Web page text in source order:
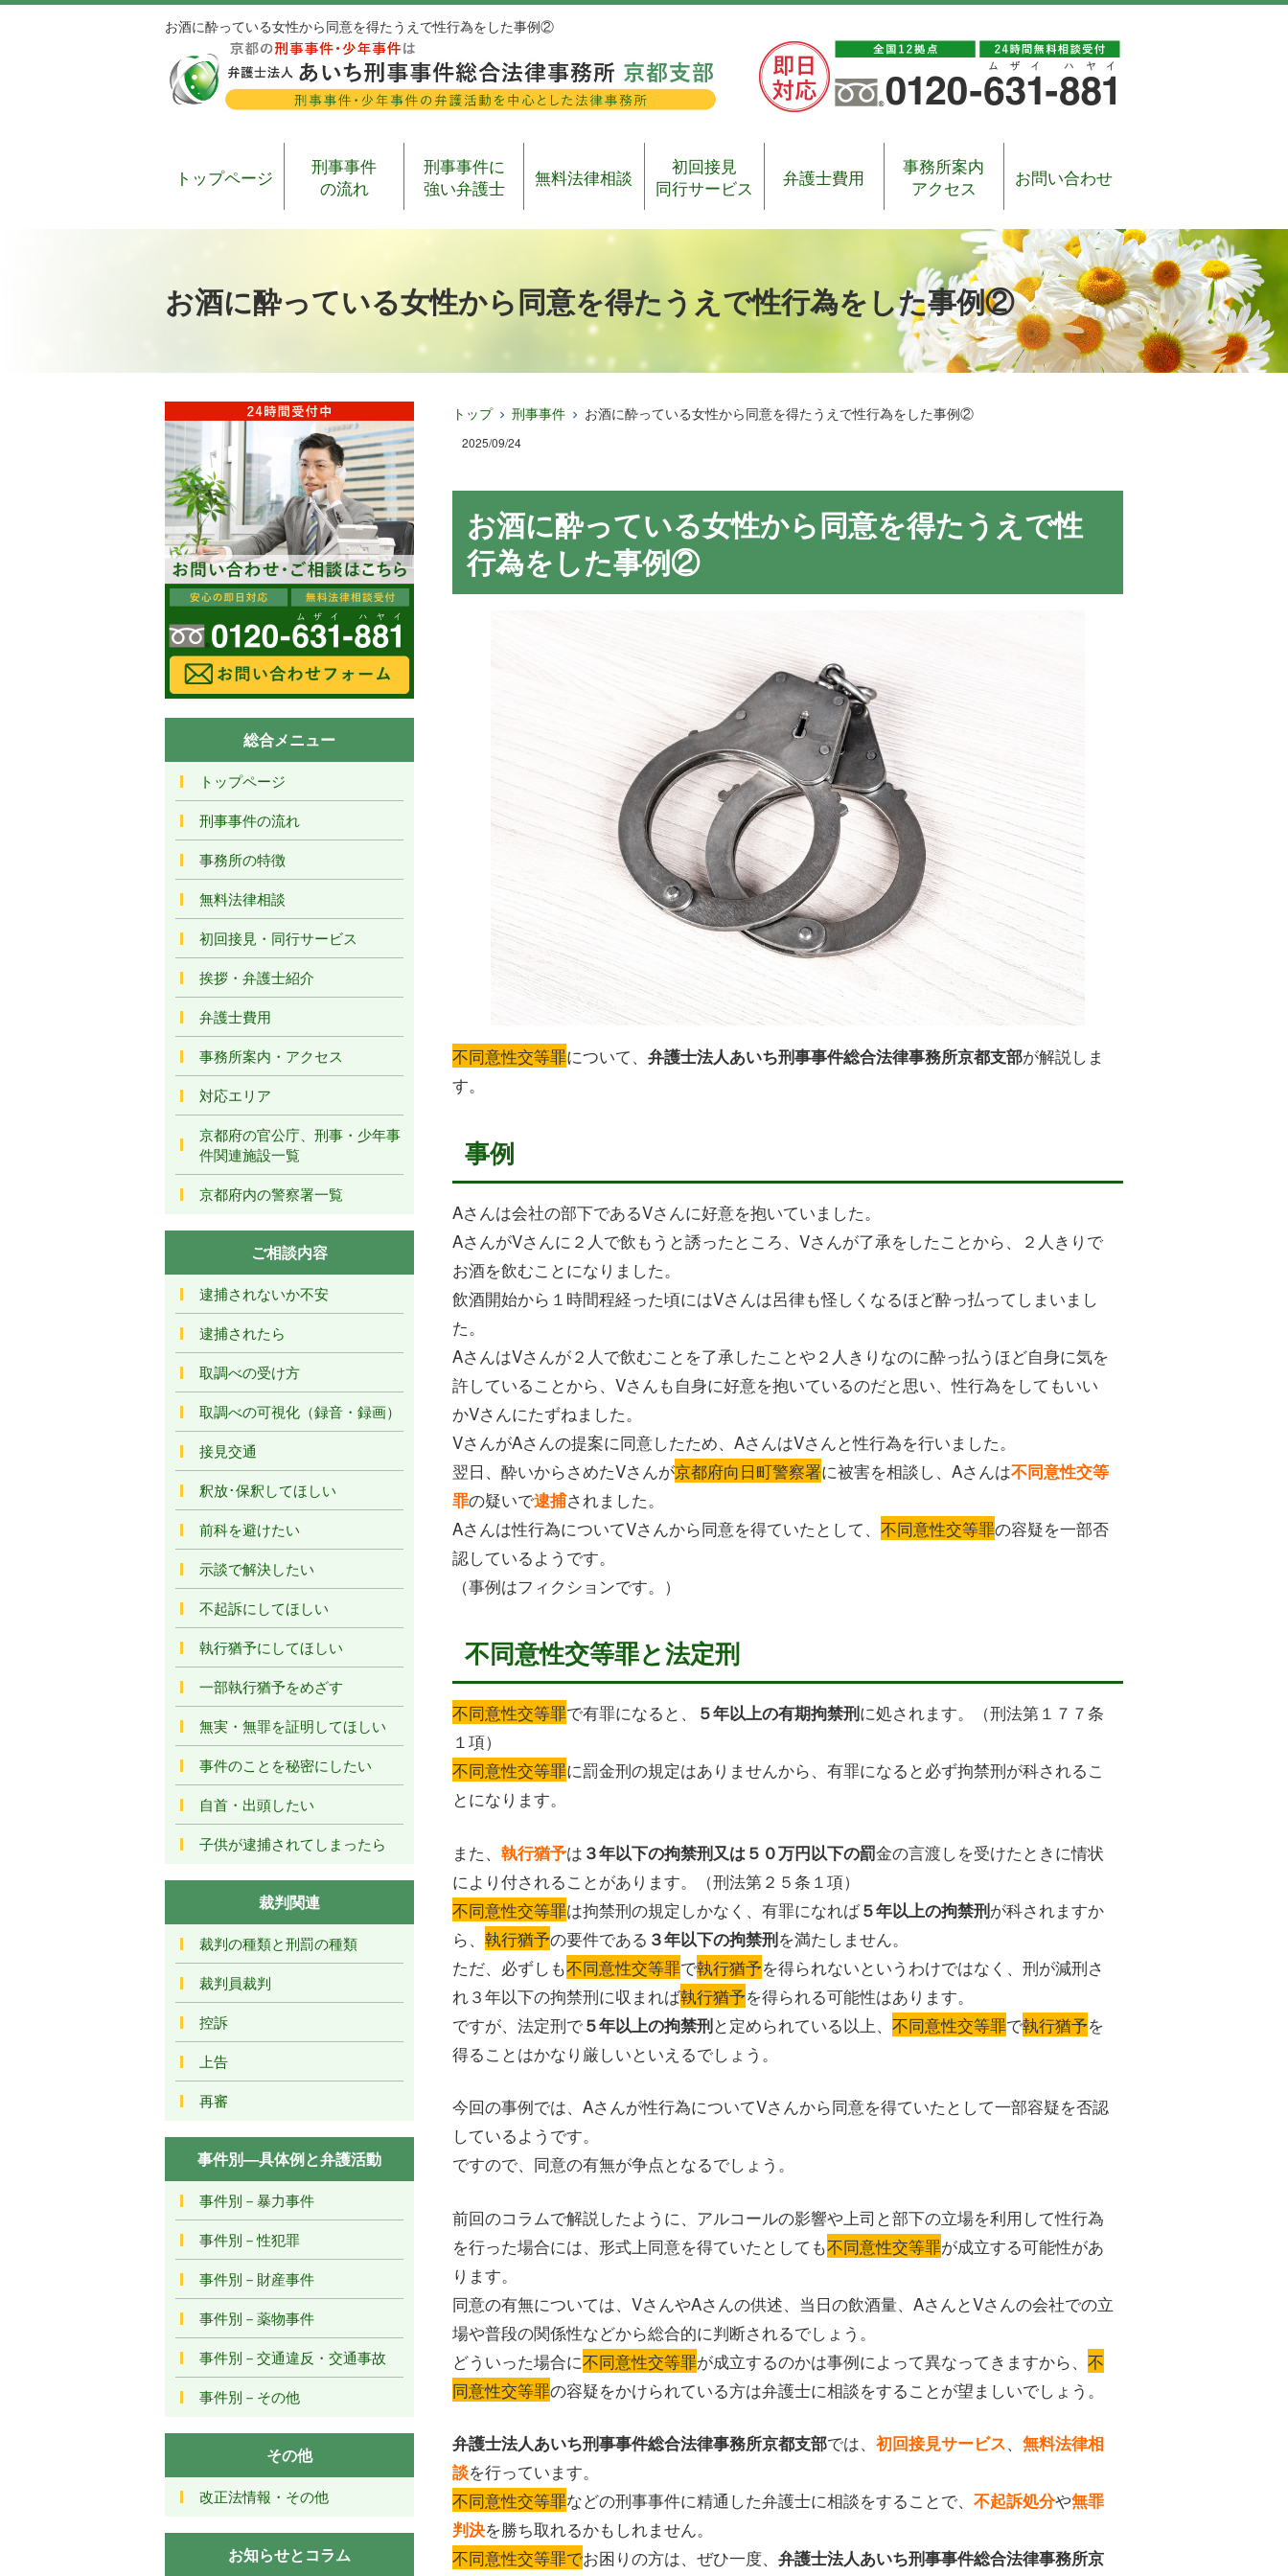
お酒に酔っている女性から同意を得たうえで性行為をした事例②
トップページ
刑事事件
の流れ
刑事事件に
強い弁護士
無料法律相談
初回接見
同行サービス
弁護士費用
事務所案内
アクセス
お問い合わせ
お酒に酔っている女性から同意を得たうえで性行為をした事例②
トップ 刑事事件 お酒に酔っている女性から同意を得たうえで性行為をした事例②
2025/09/24
お酒に酔っている女性から同意を得たうえで性
行為をした事例②
不同意性交等罪について、 弁護士法人あいち刑事事件総合法律事務所京都支部が解説しま
す。
事例
Aさんは会社の部下であるVさんに好意を抱いていました。
AさんがVさんに２人で飲もうと誘ったところ、Vさんが了承をしたことから、２人きりで
お酒を飲むことになりました。
飲酒開始から１時間程経った頃にはVさんは呂律も怪しくなるほど酔っ払ってしまいまし
た。
AさんはVさんが２人で飲むことを了承したことや２人きりなのに酔っ払うほど自身に気を
許していることから、Vさんも自身に好意を抱いているのだと思い、性行為をしてもいい
かVさんにたずねました。
VさんがAさんの提案に同意したため、AさんはVさんと性行為を行いました。
翌日、酔いからさめたVさんが京都府向日町警察署に被害を相談し、Aさんは不同意性交等
罪の疑いで逮捕されました。
Aさんは性行為についてVさんから同意を得ていたとして、 不同意性交等罪の容疑を一部否
認しているようです。
（事例はフィクションです。）
不同意性交等罪と法定刑
不同意性交等罪で有罪になると、 ５年以上の有期拘禁刑に処されます。（刑法第１７７条
１項）
不同意性交等罪に罰金刑の規定はありませんから、有罪になると必ず拘禁刑が科されるこ
とになります。
また、 執行猶予は ３年以下の拘禁刑又は５０万円以下の罰金の言渡しを受けたときに情状
により付されることがあります。（刑法第２５条１項）
不同意性交等罪は拘禁刑の規定しかなく、有罪になれば５年以上の拘禁刑が科されますか
ら、 執行猶予の要件である ３年以下の拘禁刑を満たしません。
ただ、必ずしも不同意性交等罪で執行猶予を得られないというわけではなく、刑が減刑さ
れ３年以下の拘禁刑に収まれば執行猶予を得られる可能性はあります。
ですが、法定刑で５年以上の拘禁刑と定められている以上、 不同意性交等罪で執行猶予を
得ることはかなり厳しいといえるでしょう。
今回の事例では、Aさんが性行為についてVさんから同意を得ていたとして一部容疑を否認
しているようです。
ですので、同意の有無が争点となるでしょう。
前回のコラムで解説したように、アルコールの影響や上司と部下の立場を利用して性行為
を行った場合には、形式上同意を得ていたとしても不同意性交等罪が成立する可能性があ
ります。
同意の有無については、VさんやAさんの供述、当日の飲酒量、AさんとVさんの会社での立
場や普段の関係性などから総合的に判断されるでしょう。
どういった場合に不同意性交等罪が成立するのかは事例によって異なってきますから、 不
同意性交等罪の容疑をかけられている方は弁護士に相談をすることが望ましいでしょう。
弁護士法人あいち刑事事件総合法律事務所京都支部では、 初回接見サービス、 無料法律相
談を行っています。
不同意性交等罪などの刑事事件に精通した弁護士に相談をすることで、 不起訴処分や無罪
判決を勝ち取れるかもしれません。
不同意性交等罪でお困りの方は、ぜひ一度、 弁護士法人あいち刑事事件総合法律事務所京
総合メニュー
トップページ
刑事事件の流れ
事務所の特徴
無料法律相談
初回接見・同行サービス
挨拶・弁護士紹介
弁護士費用
事務所案内・アクセス
対応エリア
京都府の官公庁、刑事・少年事
件関連施設一覧
京都府内の警察署一覧
ご相談内容
逮捕されないか不安
逮捕されたら
取調べの受け方
取調べの可視化（録音・録画）
接見交通
釈放･保釈してほしい
前科を避けたい
示談で解決したい
不起訴にしてほしい
執行猶予にしてほしい
一部執行猶予をめざす
無実・無罪を証明してほしい
事件のことを秘密にしたい
自首・出頭したい
子供が逮捕されてしまったら
裁判関連
裁判の種類と刑罰の種類
裁判員裁判
控訴
上告
再審
事件別―具体例と弁護活動
事件別－暴力事件
事件別－性犯罪
事件別－財産事件
事件別－薬物事件
事件別－交通違反・交通事故
事件別－その他
その他
改正法情報・その他
お知らせとコラム